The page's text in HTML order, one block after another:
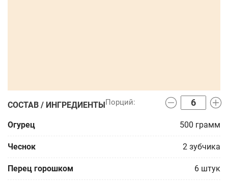
СОСТАВ / ИНГРЕДИЕНТЫ
Огурец 500 грамм
Чеснок 2 зубчика
Перец горошком 6 штук